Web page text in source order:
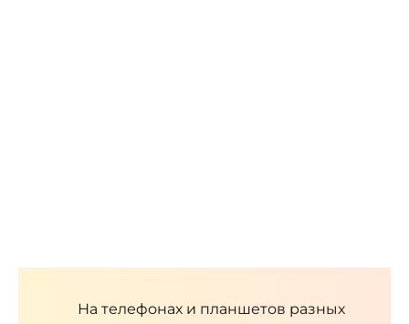
На телефонах и планшетов разных